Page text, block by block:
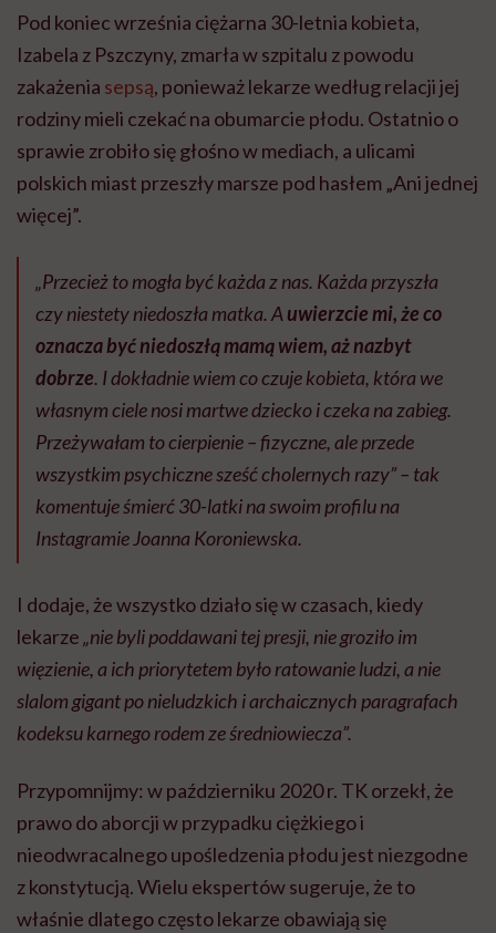
Pod koniec września ciężarna 30-letnia kobieta,
Izabela z Pszczyny, zmarła w szpitalu z powodu
zakażenia sepsą, ponieważ lekarze według relacji jej
rodziny mieli czekać na obumarcie płodu. Ostatnio o
sprawie zrobiło się głośno w mediach, a ulicami
polskich miast przeszły marsze pod hasłem „Ani jednej
więcej”.
„Przecież to mogła być każda z nas. Każda przyszła
czy niestety niedoszła matka. A uwierzcie mi, że co
oznacza być niedoszłą mamą wiem, aż nazbyt
dobrze. I dokładnie wiem co czuje kobieta, która we
własnym ciele nosi martwe dziecko i czeka na zabieg.
Przeżywałam to cierpienie – fizyczne, ale przede
wszystkim psychiczne sześć cholernych razy” – tak
komentuje śmierć 30-latki na swoim profilu na
Instagramie Joanna Koroniewska.
I dodaje, że wszystko działo się w czasach, kiedy
lekarze„nie byli poddawani tej presji, nie groziło im
więzienie, a ich priorytetem było ratowanie ludzi, a nie
slalom gigant po nieludzkich i archaicznych paragrafach
kodeksu karnego rodem ze średniowiecza”.
Przypomnijmy: w październiku 2020 r. TK orzekł, że
prawo do aborcji w przypadku ciężkiego i
nieodwracalnego upośledzenia płodu jest niezgodne
z konstytucją. Wielu ekspertów sugeruje, że to
właśnie dlatego często lekarze obawiają się